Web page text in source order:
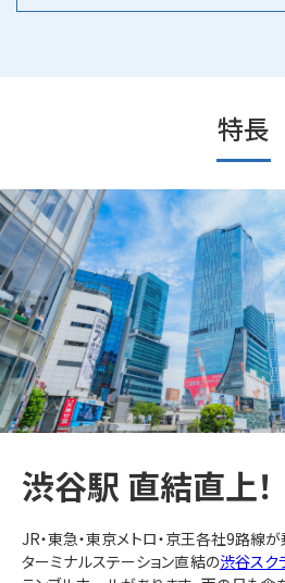
特長
渋谷駅 直結直上！
JR・東急・東京メトロ・京王各社9路線
ターミナルステーション直結の渋谷スク